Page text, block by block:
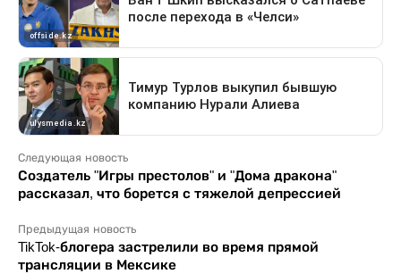
Следующая новость
Создатель "Игры престолов" и "Дома дракона"
рассказал, что борется с тяжелой депрессией
Предыдущая новость
TikTok-блогера застрелили во время прямой
трансляции в Мексике